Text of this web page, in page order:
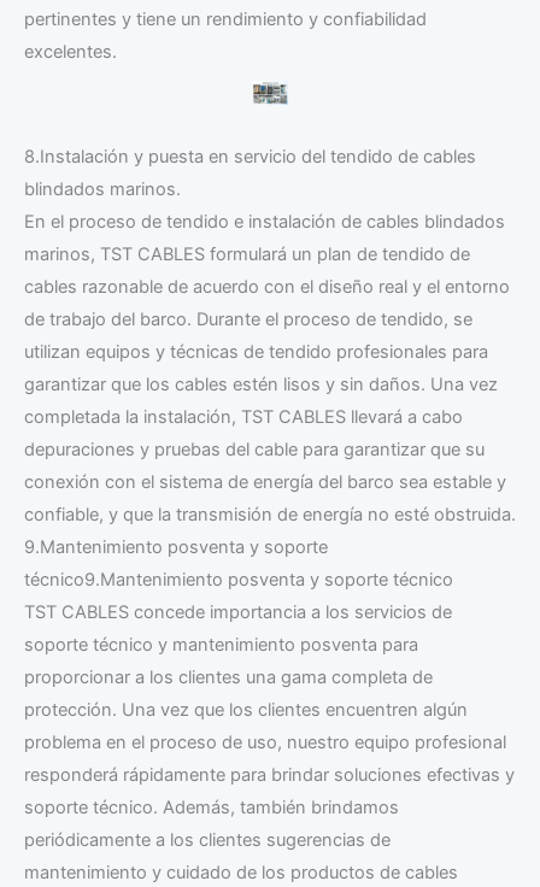
pertinentes y tiene un rendimiento y confiabilidad
excelentes.
8.Instalación y puesta en servicio del tendido de cables
blindados marinos.
En el proceso de tendido e instalación de cables blindados
marinos, TST CABLES formulará un plan de tendido de
cables razonable de acuerdo con el diseño real y el entorno
de trabajo del barco. Durante el proceso de tendido, se
utilizan equipos y técnicas de tendido profesionales para
garantizar que los cables estén lisos y sin daños. Una vez
completada la instalación, TST CABLES llevará a cabo
depuraciones y pruebas del cable para garantizar que su
conexión con el sistema de energía del barco sea estable y
confiable, y que la transmisión de energía no esté obstruida.
9.Mantenimiento posventa y soporte
técnico9.Mantenimiento posventa y soporte técnico
TST CABLES concede importancia a los servicios de
soporte técnico y mantenimiento posventa para
proporcionar a los clientes una gama completa de
protección. Una vez que los clientes encuentren algún
problema en el proceso de uso, nuestro equipo profesional
responderá rápidamente para brindar soluciones efectivas y
soporte técnico. Además, también brindamos
periódicamente a los clientes sugerencias de
mantenimiento y cuidado de los productos de cables